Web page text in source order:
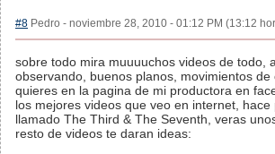
#8 Pedro - noviembre 28, 2010 - 01:12 PM (13:12
sobre todo mira muuuuchos videos de todo,
observando, buenos planos, movimientos
quieres en la pagina de mi productora en
los mejores videos que veo en internet,
llamado The Third & The Seventh, veras
resto de videos te daran ideas: